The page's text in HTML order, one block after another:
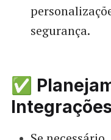
segurança.
✅